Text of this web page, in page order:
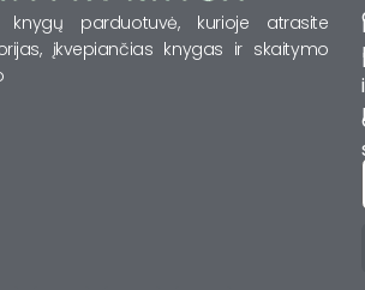
knygų parduotuvė, kurioje atrasite
įkvepiančias knygas ir skaitymo